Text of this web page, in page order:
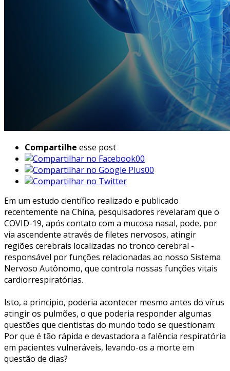
Compartilhe esse post
00
00
Em um estudo científico realizado e publicado
recentemente na China, pesquisadores revelaram que o
COVID-19, após contato com a mucosa nasal, pode, por
via ascendente através de filetes nervosos, atingir
regiões cerebrais localizadas no tronco cerebral -
responsável por funções relacionadas ao nosso Sistema
Nervoso Autônomo, que controla nossas funções vitais
cardiorrespiratórias.
Isto, a principio, poderia acontecer mesmo antes do vírus
atingir os pulmões, o que poderia responder algumas
questões que cientistas do mundo todo se questionam:
Por que é tão rápida e devastadora a falência respiratória
em pacientes vulneráveis, levando-os a morte em
questão de dias?